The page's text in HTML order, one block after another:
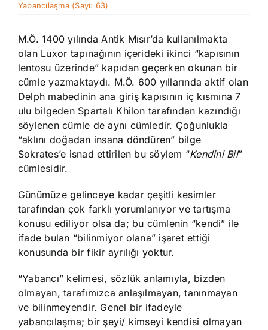
Yabancılaşma (Sayı: 63)
M.Ö. 1400 yılında Antik Mısır’da kullanılmakta
olan Luxor tapınağının içerideki ikinci “kapısının
lentosu üzerinde” kapıdan geçerken okunan bir
cümle yazmaktaydı. M.Ö. 600 yıllarında aktif olan
Delph mabedinin ana giriş kapısının iç kısmına 7
ulu bilgeden Spartalı Khilon tarafından kazındığı
söylenen cümle de aynı cümledir. Çoğunlukla
“aklını doğadan insana döndüren” bilge
Sokrates’e isnad ettirilen bu söylem “Kendini Bil”
cümlesidir.
Günümüze gelinceye kadar çeşitli kesimler
tarafından çok farklı yorumlanıyor ve tartışma
konusu ediliyor olsa da; bu cümlenin “kendi” ile
ifade bulan “bilinmiyor olana” işaret ettiği
konusunda bir fikir ayrılığı yoktur.
“Yabancı” kelimesi, sözlük anlamıyla, bizden
olmayan, tarafımızca anlaşılmayan, tanınmayan
ve bilinmeyendir. Genel bir ifadeyle
yabancılaşma; bir şeyi/ kimseyi kendisi olmayan